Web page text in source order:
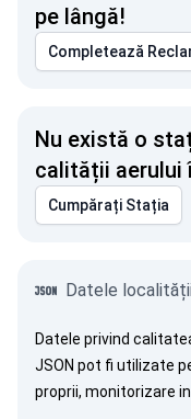
pe lângă!
Completează
Nu există o
calității aerului
Cumpărați Stația
Datele
Datele privind
JSON pot fi utilizate
proprii, monitorizare